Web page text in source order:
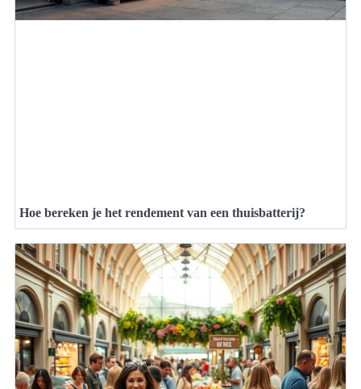
Hoe bereken je het rendement van een thuisbatterij?